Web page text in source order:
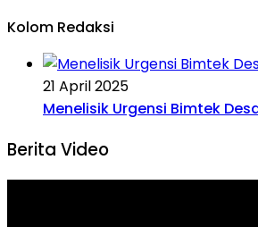
Kolom Redaksi
21 April 2025
Menelisik Urgensi Bimtek
Berita Video